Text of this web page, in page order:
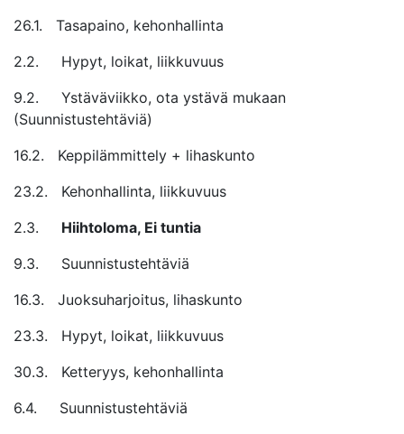
26.1. Tasapaino, kehonhallinta
2.2. Hypyt, loikat, liikkuvuus
9.2. Ystäväviikko, ota ystävä mukaan
(Suunnistustehtäviä)
16.2. Keppilämmittely + lihaskunto
23.2. Kehonhallinta, liikkuvuus
2.3. Hiihtoloma, Ei tuntia
9.3. Suunnistustehtäviä
16.3. Juoksuharjoitus, lihaskunto
23.3. Hypyt, loikat, liikkuvuus
30.3. Ketteryys, kehonhallinta
6.4. Suunnistustehtäviä